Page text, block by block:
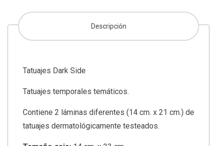
Descripción
Tatuajes Dark Side
Tatuajes temporales temáticos.
Contiene 2 láminas diferentes (14 cm. x 21 cm.) de
tatuajes dermatológicamente testeados.